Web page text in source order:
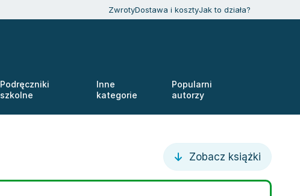
ZwrotyDostawa i kosztyJak to działa?
Podręczniki
szkolne
Inne
kategorie
Popularni
autorzy
Zobacz książki